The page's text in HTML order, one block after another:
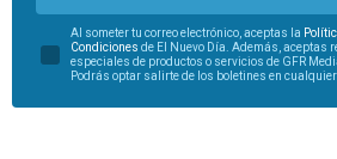
Al someter tu correo electrónico, aceptas la
Condiciones de El Nuevo Día. Además, aceptas
especiales de productos o servicios de GFR
Podrás optar salirte de los boletines en